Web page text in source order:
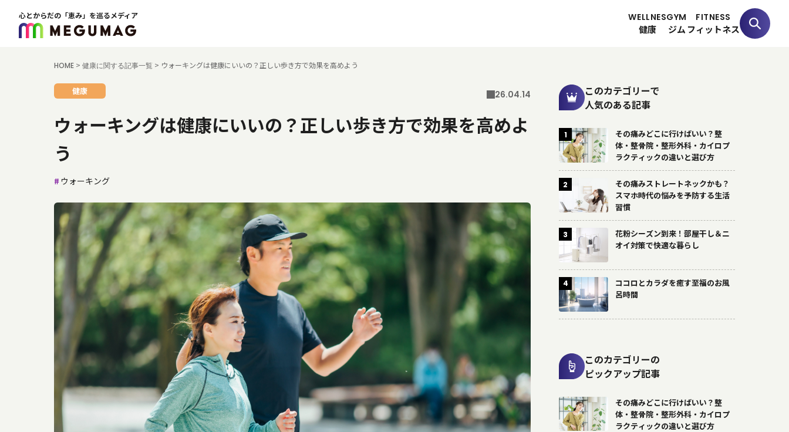
心とからだの「恵み」を巡るメディア WELLNES
健康
GYM
ジム
FITNESS
フィットネス
HOME > 健康に関する記事一覧 > ウォーキングは健康にいいの？正しい歩き方で効果を高めよう
健康 26.04.14
ウォーキングは健康にいいの？正しい歩き方で効果を高めよ
う
ウォーキング
このカテゴリーで
人気のある記事
1
その痛みどこに行けばいい？整
体・整骨院・整形外科・カイロプ
ラクティックの違いと選び方
2
その痛みストレートネックかも？
スマホ時代の悩みを予防する生活
習慣
3
花粉シーズン到来！部屋干し＆ニ
オイ対策で快適な暮らし
4
ココロとカラダを癒す至福のお風
呂時間
このカテゴリーの
ピックアップ記事
その痛みどこに行けばいい？整
体・整骨院・整形外科・カイロプ
ラクティックの違いと選び方